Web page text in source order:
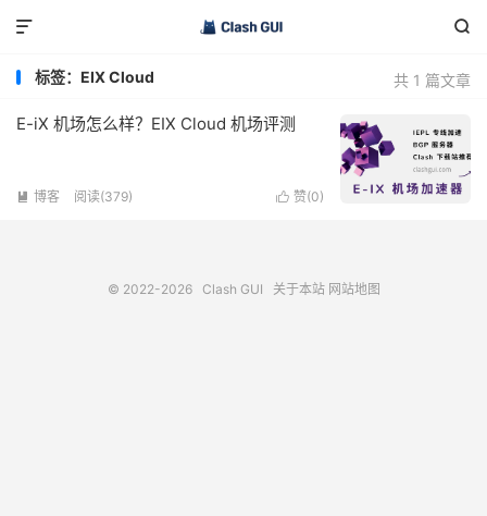


共 1 篇文章
标签：EIX Cloud
E-iX 机场怎么样？EIX Cloud 机场评测
 赞(0)
 博客 阅读(379)
© 2022-2026 Clash GUI 关于本站 网站地图